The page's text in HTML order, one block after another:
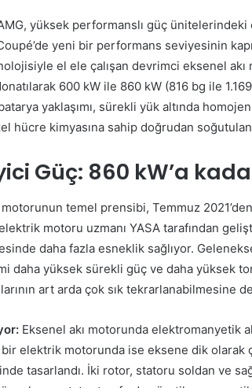
yüksek performanslı güç
yeni bir performans seviyesinin
el ele çalışan devrimci eksenel
600 kW ile 860 kW (816 bg ile
yaklaşımı, sürekli yük altında homojen
hücre kimyasına sahip doğrudan
Güç: 860 kW’a k
motorunun temel prensibi, Temmuz
motoru uzmanı YASA tarafından
daha fazla esneklik sağlıyor.
daha yüksek sürekli güç ve daha yüksek
art arda çok sık tekrarlanabilmesine
r: Eksenel akı motorunda elektromanyetik
elektrik motorunda ise eksene dik olarak
tasarlandı. İki rotor, statoru soldan ve